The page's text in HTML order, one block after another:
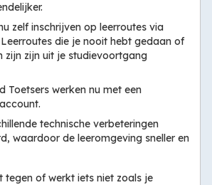
zelf inschrijven op leerroutes via
Leerroutes die je nooit hebt gedaan of
zijn zijn uit je studievoortgang
Toetsers werken nu met een
technische verbeteringen
waardoor de leeromgeving sneller en
tegen of werkt iets niet zoals je